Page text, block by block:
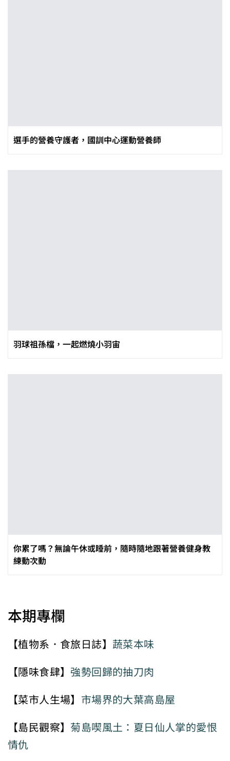
選手的營養守護者，國訓中心運動營養師
羽球祖孫檔，一起燃燒小羽宙
你累了嗎？無論午休或睡前，隨時隨地跟著營養健身教
練動次動
本期專欄
【植物系．食旅日誌】 蔬菜本味
【隱味食肆】 強勢回歸的抽刀肉
【菜市人生場】 市場界的大葉高島屋
【島民觀察】 菊島喫風土：夏日仙人掌的愛恨
情仇